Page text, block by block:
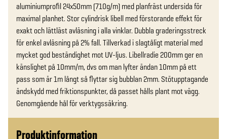
aluminiumprofil 24x50mm (710g/m) med planfräst undersida för
maximal planhet. Stor cylindrisk libell med förstorande effekt för
exakt och lättläst avläsning i alla vinklar. Dubbla graderingsstreck
för enkel avläsning på 2% fall. Tillverkad i slagtåligt material med
mycket god beständighet mot UV-ljus. Libellradie 200mm ger en
känslighet på 10mm/m, dvs om man lyfter ändan 10mm på ett
pass som är 1m långt så flyttar sig bubblan 2mm. Stötupptagande
ändskydd med friktionspunkter, då passet hålls plant mot vägg.
Genomgående hål för verktygssäkring.
Produktinformation